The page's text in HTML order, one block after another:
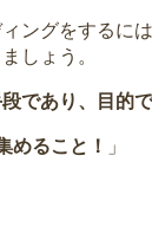
ングをするに
しょう。
であり、目的
めること！ 」